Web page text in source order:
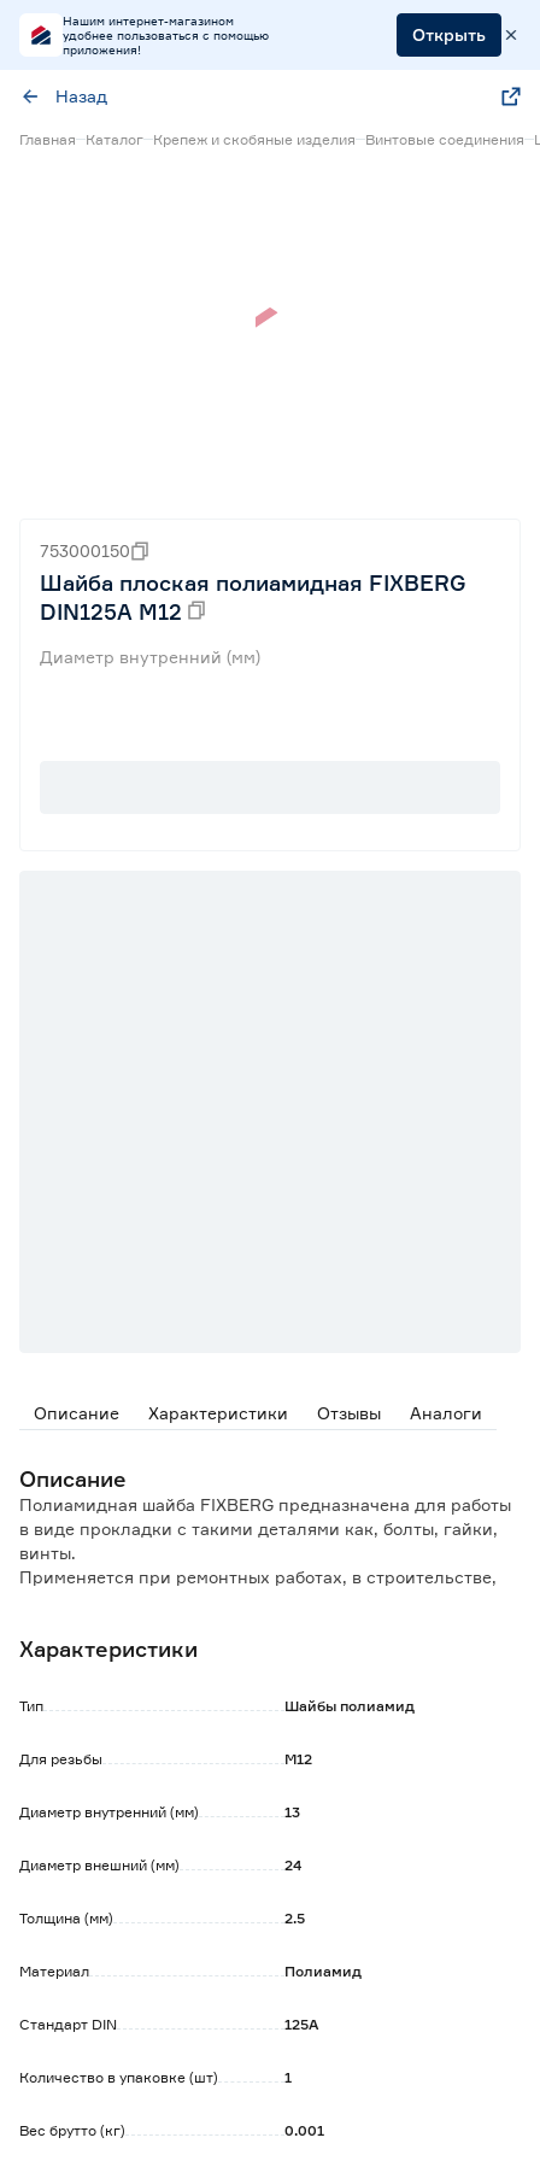
Нашим интернет-магазином
удобнее пользоваться с помощью
приложения!
Открыть
Назад
Главная Каталог Крепеж и скобяные изделия Винтовые соединения
753000150
Шайба плоская полиамидная FIXBERG
DIN125A М12
Диаметр внутренний (мм)
Описание Характеристики Отзывы Аналоги
Описание
Полиамидная шайба FIXBERG предназначена для работы
в виде прокладки с такими деталями как, болты, гайки,
винты.
Применяется при ремонтных работах, в строительстве,
отверстием для крепежа посередине.
Характеристики
Тип Шайбы полиамид
Для резьбы М12
Диаметр внутренний (мм) 13
Диаметр внешний (мм) 24
Толщина (мм) 2.5
Материал Полиамид
Стандарт DIN 125A
Количество в упаковке (шт) 1
Вес брутто (кг) 0.001